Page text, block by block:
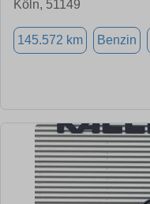
Köln, 51149
145.572 km Benzin